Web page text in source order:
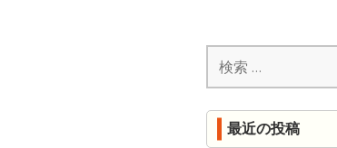
索:
最近の投稿